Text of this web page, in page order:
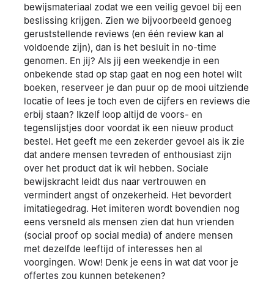
bewijsmateriaal zodat we een veilig gevoel bij een
beslissing krijgen. Zien we bijvoorbeeld genoeg
geruststellende reviews (en één review kan al
voldoende zijn), dan is het besluit in no-time
genomen. En jij? Als jij een weekendje in een
onbekende stad op stap gaat en nog een hotel wilt
boeken, reserveer je dan puur op de mooi uitziende
locatie of lees je toch even de cijfers en reviews die
erbij staan? Ikzelf loop altijd de voors- en
tegenslijstjes door voordat ik een nieuw product
bestel. Het geeft me een zekerder gevoel als ik zie
dat andere mensen tevreden of enthousiast zijn
over het product dat ik wil hebben. Sociale
bewijskracht leidt dus naar vertrouwen en
vermindert angst of onzekerheid. Het bevordert
imitatiegedrag. Het imiteren wordt bovendien nog
eens versneld als mensen zien dat hun vrienden
(social proof op social media) of andere mensen
met dezelfde leeftijd of interesses hen al
voorgingen. Wow! Denk je eens in wat dat voor je
offertes zou kunnen betekenen?